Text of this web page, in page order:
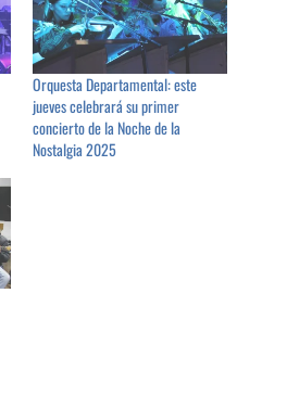
Orquesta Departamental: este
jueves celebrará su primer
concierto de la Noche de la
Nostalgia 2025